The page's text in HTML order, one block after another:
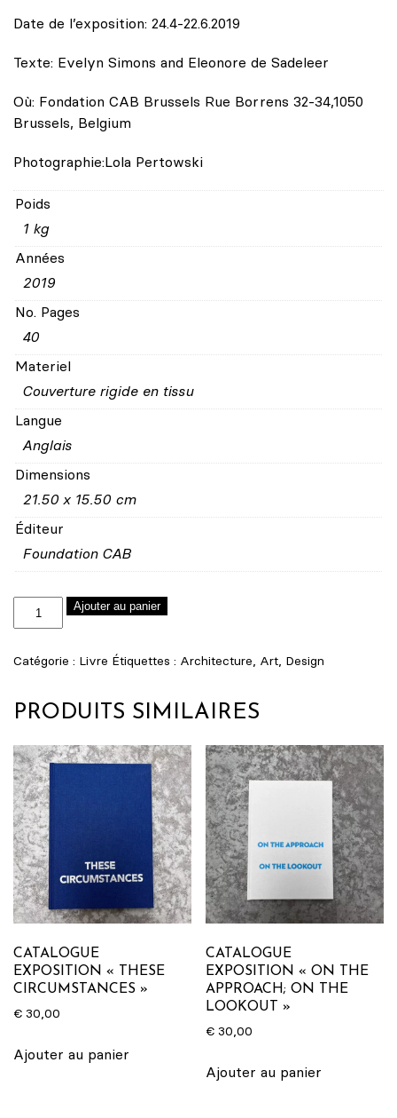
Date de l’exposition: 24.4-22.6.2019
Texte: Evelyn Simons and Eleonore de Sadeleer
Où: Fondation CAB Brussels Rue Borrens 32-34,1050
Brussels, Belgium
Photographie:Lola Pertowski
Poids
1 kg
Années
2019
No. Pages
40
Materiel
Couverture rigide en tissu
Langue
Anglais
Dimensions
21.50 x 15.50 cm
Éditeur
Foundation CAB
quantité
de
exposition
Ajouter au panier
Catégorie : Livre Étiquettes : Architecture, Art, Design
PRODUITS SIMILAIRES
CATALOGUE
EXPOSITION « THESE
CIRCUMSTANCES »
€ 30,00
Ajouter au panier
CATALOGUE
EXPOSITION « ON THE
APPROACH; ON THE
LOOKOUT »
€ 30,00
Ajouter au panier